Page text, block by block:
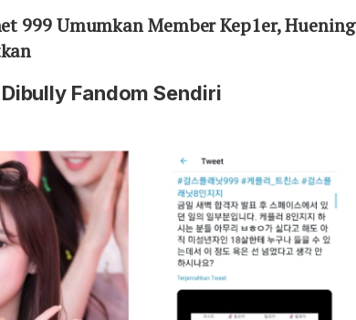
999 Umumkan Member Kep1er, Huening
Fandom Sendiri